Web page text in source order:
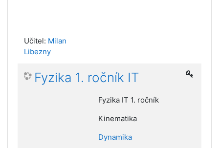
Učitel: Milan
Libezny
Fyzika 1. ročník IT
Fyzika IT 1. ročník
Kinematika
Dynamika